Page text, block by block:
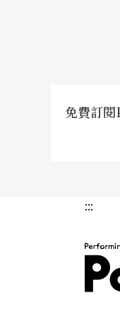
免費訂閱
:::